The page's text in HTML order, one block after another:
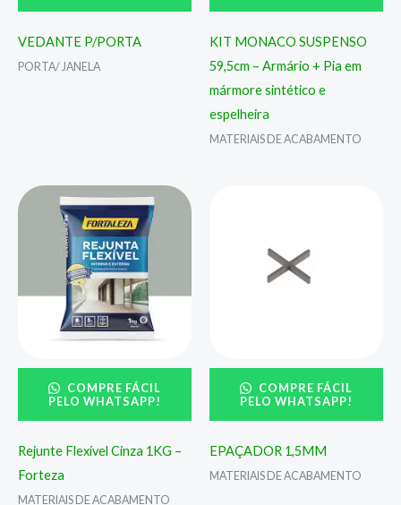
VEDANTE P/PORTA
PORTA/ JANELA
KIT MONACO SUSPENSO
59,5cm – Armário + Pia em
mármore sintético e
espelheira
MATERIAIS DE ACABAMENTO
COMPRE FÁCIL
PELO WHATSAPP!
Rejunte Flexível Cinza 1KG –
Forteza
MATERIAIS DE ACABAMENTO
COMPRE FÁCIL
PELO WHATSAPP!
EPAÇADOR 1,5MM
MATERIAIS DE ACABAMENTO